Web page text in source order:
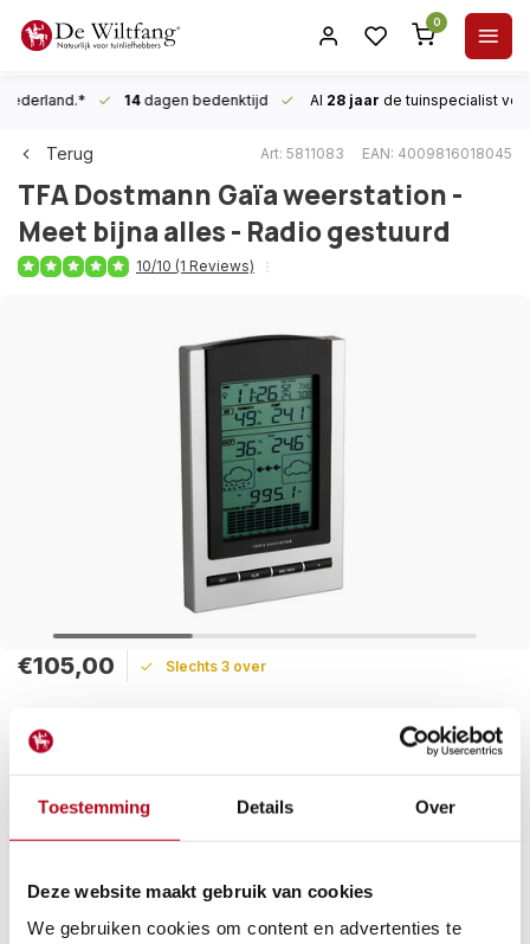
Toestemming Details Over
Deze website maakt gebruik van cookies
We gebruiken cookies om content en advertenties te
0
14dagen bedenktijd Al 28 jaar de tuinspecialist
Terug Art: 5811083 EAN: 4009816018045
TFA Dostmann Gaïa weerstation -
Meet bijna alles - Radio gestuurd
10/10 (1 Reviews)
€105,00 Slechts 3 over
Levertijd: 1 - 2 werkdagen
Gratis verzending
Het Gaïa weerstation geeft informatie over buitentemperatuur,
basisstation.